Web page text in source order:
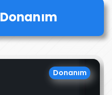
Donanım
Donanım